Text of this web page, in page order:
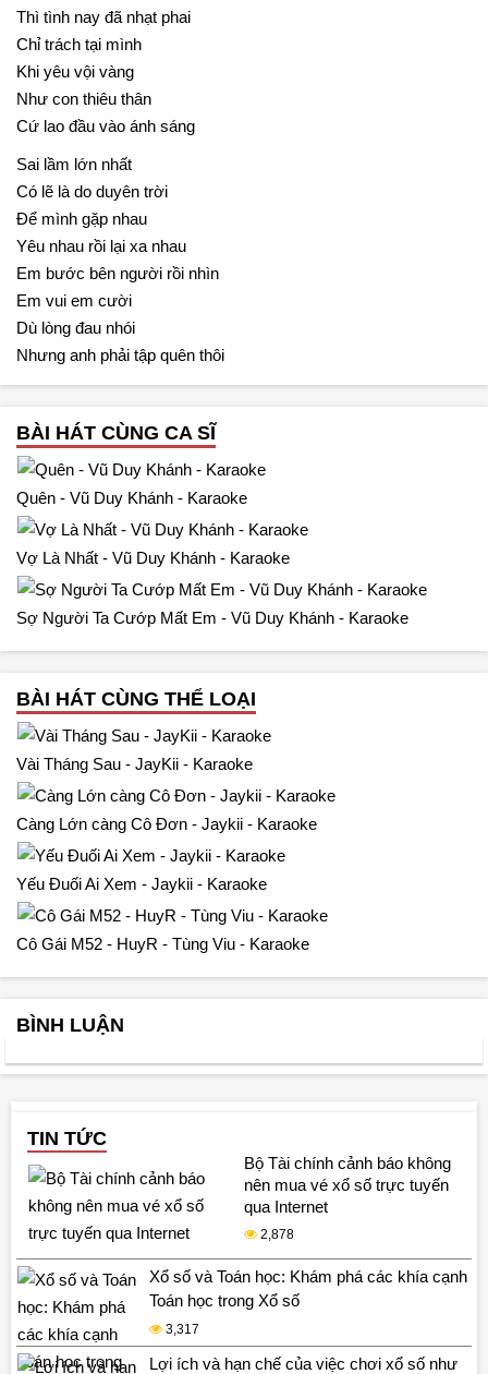
Thì tình nay đã nhạt phai
Chỉ trách tại mình
Khi yêu vội vàng
Như con thiêu thân
Cứ lao đầu vào ánh sáng
Sai lầm lớn nhất
Có lẽ là do duyên trời
Để mình gặp nhau
Yêu nhau rồi lại xa nhau
Em bước bên người rồi nhìn
Em vui em cười
Dù lòng đau nhói
Nhưng anh phải tập quên thôi
BÀI HÁT CÙNG CA SĨ
Quên - Vũ Duy Khánh - Karaoke
Vợ Là Nhất - Vũ Duy Khánh - Karaoke
Sợ Người Ta Cướp Mất Em - Vũ Duy Khánh - Karaoke
BÀI HÁT CÙNG THỂ LOẠI
Vài Tháng Sau - JayKii - Karaoke
Càng Lớn càng Cô Đơn - Jaykii - Karaoke
Yếu Đuối Ai Xem - Jaykii - Karaoke
Cô Gái M52 - HuyR - Tùng Viu - Karaoke
BÌNH LUẬN
TIN TỨC
Bộ Tài chính cảnh báo không
nên mua vé xổ số trực tuyến
qua Internet
2,878
Xổ số và Toán học: Khám phá các khía cạnh
Toán học trong Xổ số
3,317
Lợi ích và hạn chế của việc chơi xổ số như